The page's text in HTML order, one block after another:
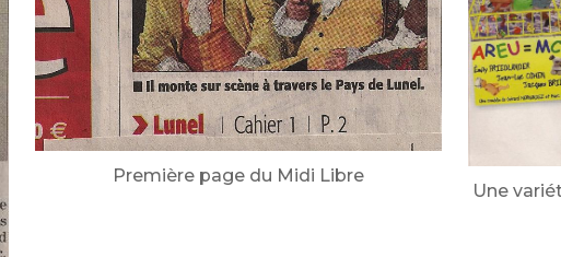
Première page du Midi Libre
Une